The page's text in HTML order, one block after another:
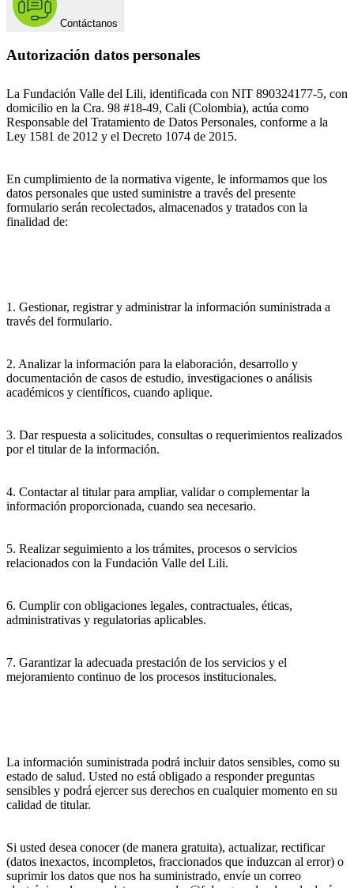
Contáctanos
Autorización datos personales
La Fundación Valle del Lili, identificada con NIT 890324177-5, con
domicilio en la Cra. 98 #18-49, Cali (Colombia), actúa como
Responsable del Tratamiento de Datos Personales, conforme a la
Ley 1581 de 2012 y el Decreto 1074 de 2015.
En cumplimiento de la normativa vigente, le informamos que los
datos personales que usted suministre a través del presente
formulario serán recolectados, almacenados y tratados con la
finalidad de:
1. Gestionar, registrar y administrar la información suministrada a
través del formulario.
2. Analizar la información para la elaboración, desarrollo y
documentación de casos de estudio, investigaciones o análisis
académicos y científicos, cuando aplique.
3. Dar respuesta a solicitudes, consultas o requerimientos realizados
por el titular de la información.
4. Contactar al titular para ampliar, validar o complementar la
información proporcionada, cuando sea necesario.
5. Realizar seguimiento a los trámites, procesos o servicios
relacionados con la Fundación Valle del Lili.
6. Cumplir con obligaciones legales, contractuales, éticas,
administrativas y regulatorias aplicables.
7. Garantizar la adecuada prestación de los servicios y el
mejoramiento continuo de los procesos institucionales.
La información suministrada podrá incluir datos sensibles, como su
estado de salud. Usted no está obligado a responder preguntas
sensibles y podrá ejercer sus derechos en cualquier momento en su
calidad de titular.
Si usted desea conocer (de manera gratuita), actualizar, rectificar
(datos inexactos, incompletos, fraccionados que induzcan al error) o
suprimir los datos que nos ha suministrado, envíe un correo